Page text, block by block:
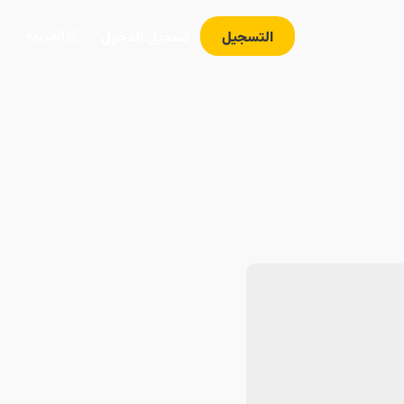
التسجيل